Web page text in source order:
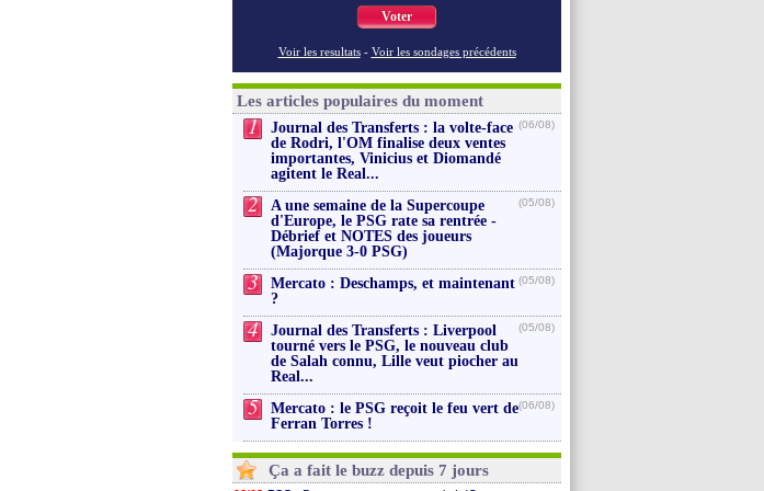
Voter
Voir les resultats - Voir les sondages précédents
Les articles populaires du moment
1
Journal des Transferts : la volte-face
de Rodri, l'OM finalise deux ventes
importantes, Vinicius et Diomandé
agitent le Real...
(06/08)
2
A une semaine de la Supercoupe
d'Europe, le PSG rate sa rentrée -
Débrief et NOTES des joueurs
(Majorque 3-0 PSG)
(05/08)
3
Mercato : Deschamps, et maintenant
?
(05/08)
4
Journal des Transferts : Liverpool
tourné vers le PSG, le nouveau club
de Salah connu, Lille veut piocher au
Real...
(05/08)
5
Mercato : le PSG reçoit le feu vert de
Ferran Torres !
(06/08)
Ça a fait le buzz depuis 7 jours